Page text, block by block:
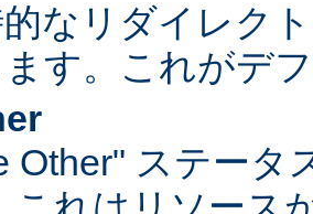
なリダイレク
す。これがデ
Other" ステータ